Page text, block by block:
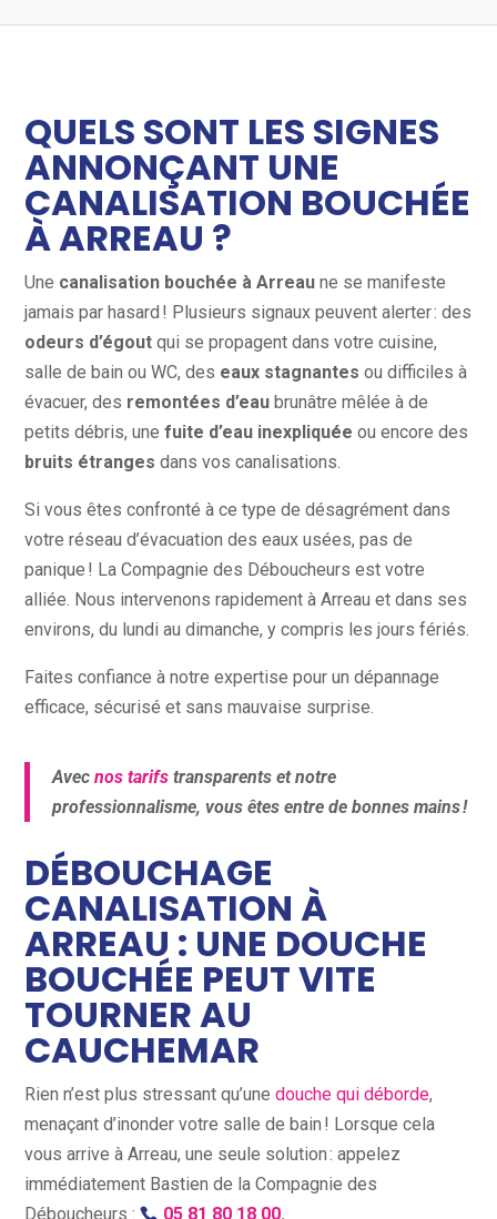
QUELS SONT LES SIGNES
ANNONÇANT UNE
CANALISATION BOUCHÉE
À ARREAU ?
Une canalisation bouchée à Arreau ne se manifeste
jamais par hasard ! Plusieurs signaux peuvent alerter : des
odeurs d’égout qui se propagent dans votre cuisine,
salle de bain ou WC, des eaux stagnantes ou difficiles à
évacuer, des remontées d’eau brunâtre mêlée à de
petits débris, unefuite d’eau inexpliquée ou encore des
bruits étranges dans vos canalisations.
Si vous êtes confronté à ce type de désagrément dans
votre réseau d’évacuation des eaux usées, pas de
panique ! La Compagnie des Déboucheurs est votre
alliée. Nous intervenons rapidement à Arreau et dans ses
environs, du lundi au dimanche, y compris les jours fériés.
Faites confiance à notre expertise pour un dépannage
efficace, sécurisé et sans mauvaise surprise.
Avecnos tarifs transparents et notre
professionnalisme, vous êtes entre de bonnes mains !
DÉBOUCHAGE
CANALISATION À
ARREAU : UNE DOUCHE
BOUCHÉE PEUT VITE
TOURNER AU
CAUCHEMAR
Rien n’est plus stressant qu’unedouche qui déborde,
menaçant d’inonder votre salle de bain ! Lorsque cela
vous arrive à Arreau, une seule solution : appelez
immédiatement Bastien de la Compagnie des
Déboucheurs :
05 81 80 18 00.